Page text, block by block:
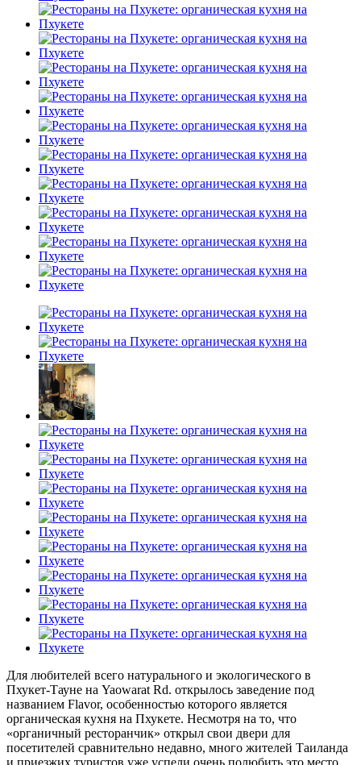
Для любителей всего натурального и экологического в
Пхукет-Тауне на Yaowarat Rd. открылось заведение под
названием Flavor, особенностью которого является
органическая кухня на Пхукете. Несмотря на то, что
«органичный ресторанчик» открыл свои двери для
посетителей сравнительно недавно, много жителей Таиланда